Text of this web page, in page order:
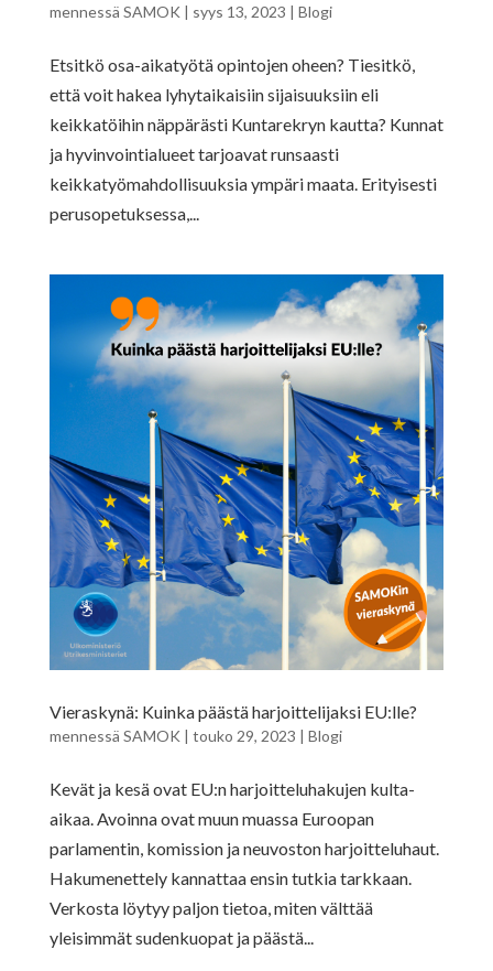
mennessä SAMOK | syys 13, 2023 | Blogi
Etsitkö osa-aikatyötä opintojen oheen? Tiesitkö,
että voit hakea lyhytaikaisiin sijaisuuksiin eli
keikkatöihin näppärästi Kuntarekryn kautta? Kunnat
ja hyvinvointialueet tarjoavat runsaasti
keikkatyömahdollisuuksia ympäri maata. Erityisesti
perusopetuksessa,...
Vieraskynä: Kuinka päästä harjoittelijaksi EU:lle?
mennessä SAMOK | touko 29, 2023 | Blogi
Kevät ja kesä ovat EU:n harjoitteluhakujen kulta-
aikaa. Avoinna ovat muun muassa Euroopan
parlamentin, komission ja neuvoston harjoitteluhaut.
Hakumenettely kannattaa ensin tutkia tarkkaan.
Verkosta löytyy paljon tietoa, miten välttää
yleisimmät sudenkuopat ja päästä...